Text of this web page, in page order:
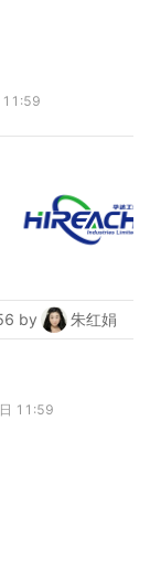
11:59
by 朱红娟
11:59